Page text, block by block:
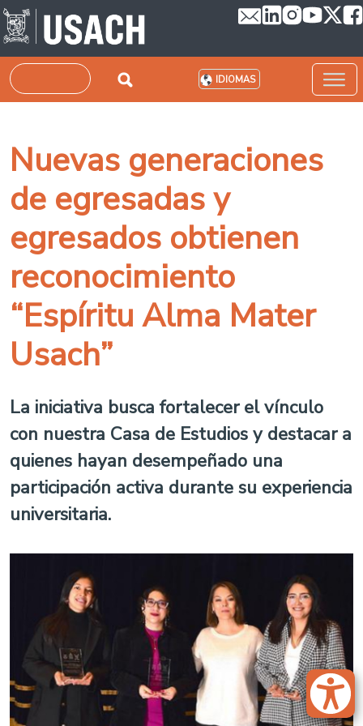
Pasar al contenido principal
Buscar IDIOMAS
Nuevas generaciones
de egresadas y
egresados obtienen
reconocimiento
“Espíritu Alma Mater
Usach”
La iniciativa busca fortalecer el vínculo
con nuestra Casa de Estudios y destacar a
quienes hayan desempeñado una
participación activa durante su experiencia
universitaria.